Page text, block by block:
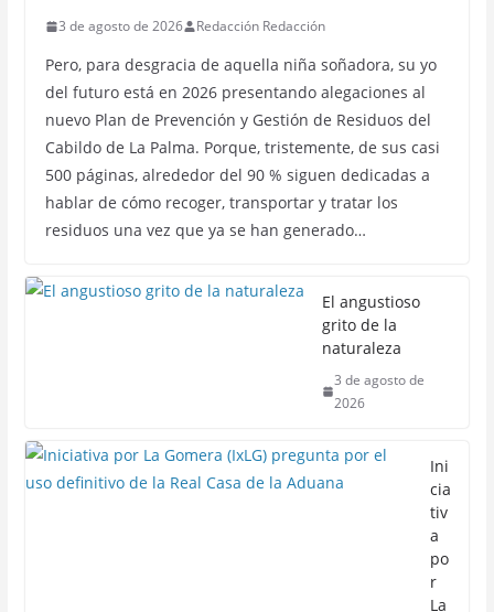
3 de agosto de 2026 Redacción Redacción
Pero, para desgracia de aquella niña soñadora, su yo
del futuro está en 2026 presentando alegaciones al
nuevo Plan de Prevención y Gestión de Residuos del
Cabildo de La Palma. Porque, tristemente, de sus casi
500 páginas, alrededor del 90 % siguen dedicadas a
hablar de cómo recoger, transportar y tratar los
residuos una vez que ya se han generado…
El angustioso
grito de la
naturaleza
3 de agosto de
2026
Ini
cia
tiv
a
po
r
La